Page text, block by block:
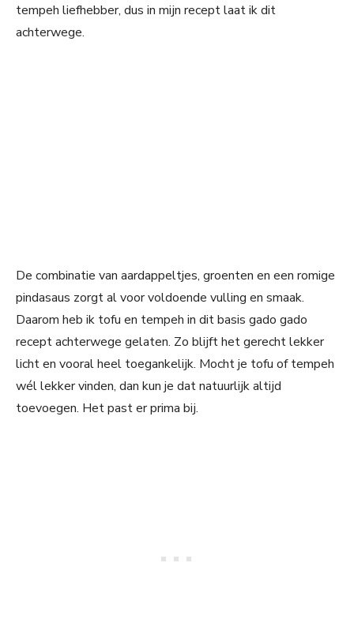
tempeh liefhebber, dus in mijn recept laat ik dit
achterwege.
De combinatie van aardappeltjes, groenten en een romige
pindasaus zorgt al voor voldoende vulling en smaak.
Daarom heb ik tofu en tempeh in dit basis gado gado
recept achterwege gelaten. Zo blijft het gerecht lekker
licht en vooral heel toegankelijk. Mocht je tofu of tempeh
wél lekker vinden, dan kun je dat natuurlijk altijd
toevoegen. Het past er prima bij.